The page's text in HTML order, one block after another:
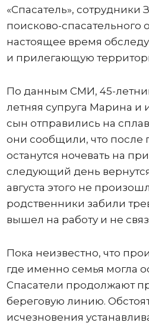
«Спасатель», сотрудники
поисково-спасательного
настоящее время
и прилегающую
По данным СМИ, 45-
летняя супруга Марина и
сын отправились на
они сообщили, что после
останутся ночевать на
следующий день
августа этого не
родственники забили
вышел на работу и не
Пока неизвестно, что
где именно семья могла
Спасатели продолжают
береговую линию.
исчезновения